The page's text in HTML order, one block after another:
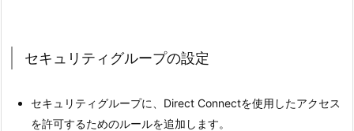
セキュリティグループの設定
セキュリティグループに、Direct Connectを使用したアクセス
を許可するためのルールを追加します。